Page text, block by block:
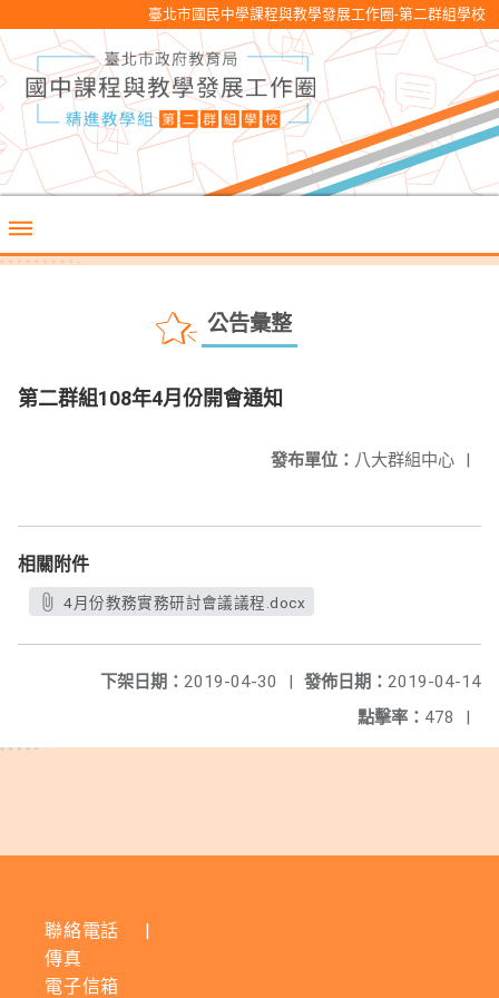
臺北市國民中學課程與教學發展工作圈-第二群組學校
公告彙整
第二群組108年4月份開會通知
發布單位： 八大群組中心 |
相關附件
4月份教務實務研討會議議程.docx
發佈日期： 2019-04-14
下架日期： 2019-04-30
|
點擊率： 478 |
聯絡電話
|
傳真
電子信箱